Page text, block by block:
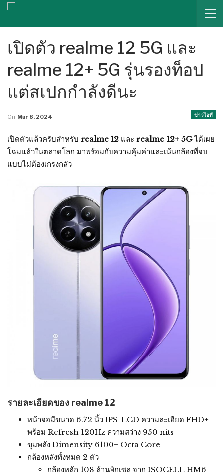
เปิดตัว realme 12 5G และ
realme 12+ 5G รุ่นรองท็อป
แต่สเปกกำลังดีนะ
ข่าวไอที
On Mar 8, 2024
เปิดตัวแล้วครับสำหรับ realme 12 และ realme 12+ 5Gได้เผย
โฉมแล้วในตลาดโลก มาพร้อมกับความคุ้มค่าและเน้นกล้องที่จบ
แบบไม่ต้องเกรงกลัว
รายละเอียดของ realme 12
หน้าจอมีขนาด 6.72 นิ้ว IPS-LCD ความละเอียด FHD+
พร้อม Refresh 120Hz ความสว่าง 950 nits
ขุมพลัง Dimensity 6100+ Octa Core
กล้องหลังทั้งหมด 2 ตัว
กล้องหลัก 108 ล้านพิกเซล จาก ISOCELL HM6